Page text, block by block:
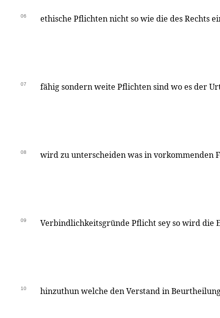
06 ethische Pflichten nicht so wie die des Rechts
07 fähig sondern weite Pflichten sind wo es der
08 wird zu unterscheiden was in vorkommenden
09 Verbindlichkeitsgründe Pflicht sey so wird die
10 hinzuthun welche den Verstand in